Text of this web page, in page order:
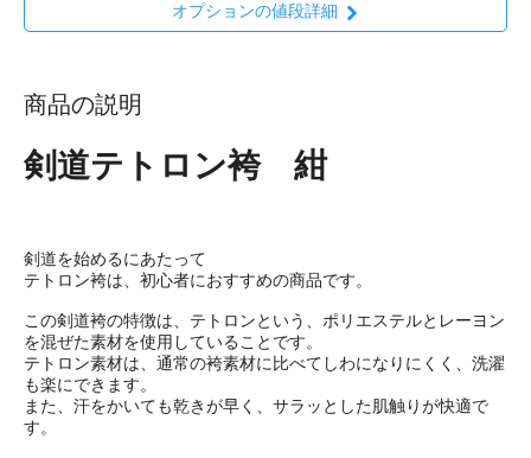
オプションの値段詳細
商品の説明
剣道テトロン袴 紺
剣道を始めるにあたって
テトロン袴は、初心者におすすめの商品です。
この剣道袴の特徴は、テトロンという、ポリエステルとレーヨン
を混ぜた素材を使用していることです。
テトロン素材は、通常の袴素材に比べてしわになりにくく、洗濯
も楽にできます。
また、汗をかいても乾きが早く、サラッとした肌触りが快適で
す。